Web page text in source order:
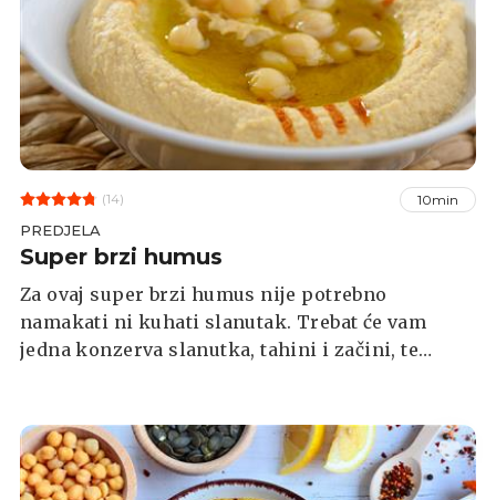
varivo. Varivo sam obogatila poprženim
dimljenim lungićem, slanutkom i čili
papričicom jer volim pikantnost i ljutinu.
Naravno, možete pripremati i vege varijantu pa
izostavite meso i mesni temeljac koji sam
koristila.
(14) 10min
PREDJELA
Super brzi humus
Za ovaj super brzi humus nije potrebno
namakati ni kuhati slanutak. Trebat će vam
jedna konzerva slanutka, tahini i začini, te